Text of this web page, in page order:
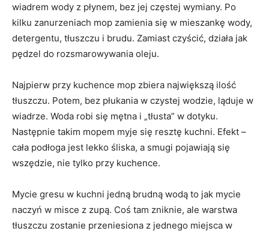
wiadrem wody z płynem, bez jej częstej wymiany. Po
kilku zanurzeniach mop zamienia się w mieszankę wody,
detergentu, tłuszczu i brudu. Zamiast czyścić, działa jak
pędzel do rozsmarowywania oleju.
Najpierw przy kuchence mop zbiera największą ilość
tłuszczu. Potem, bez płukania w czystej wodzie, ląduje w
wiadrze. Woda robi się mętna i „tłusta” w dotyku.
Następnie takim mopem myje się resztę kuchni. Efekt –
cała podłoga jest lekko śliska, a smugi pojawiają się
wszędzie, nie tylko przy kuchence.
Mycie gresu w kuchni jedną brudną wodą to jak mycie
naczyń w misce z zupą. Coś tam zniknie, ale warstwa
tłuszczu zostanie przeniesiona z jednego miejsca w